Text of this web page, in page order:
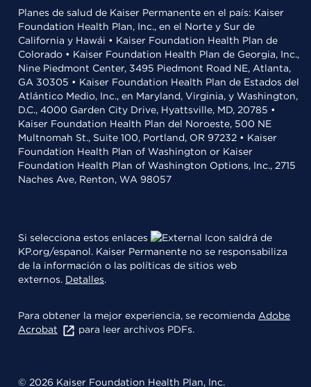
Planes de salud de Kaiser Permanente en el país: Kaiser
Foundation Health Plan, Inc., en el Norte y Sur de
California y Hawái • Kaiser Foundation Health Plan de
Colorado • Kaiser Foundation Health Plan de Georgia, Inc.,
Nine Piedmont Center, 3495 Piedmont Road NE, Atlanta,
GA 30305 • Kaiser Foundation Health Plan de Estados del
Atlántico Medio, Inc., en Maryland, Virginia, y Washington,
D.C., 4000 Garden City Drive, Hyattsville, MD, 20785 •
Kaiser Foundation Health Plan del Noroeste, 500 NE
Multnomah St., Suite 100, Portland, OR 97232 • Kaiser
Foundation Health Plan of Washington or Kaiser
Foundation Health Plan of Washington Options, Inc., 2715
Naches Ave, Renton, WA 98057
Si selecciona estos enlaces
saldrá de
KP.org/espanol. Kaiser Permanente no se responsabiliza
de la información o las políticas de sitios web
externos. Detalles.
Para obtener la mejor experiencia, se recomienda Adobe
Acrobat
para leer archivos PDFs.
© 2026 Kaiser Foundation Health Plan, Inc.